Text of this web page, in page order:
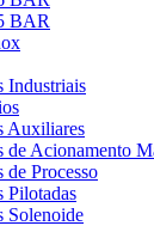
BAR
Industriais
Auxiliares
de Acionamento
de Processo
Pilotadas
Solenoide